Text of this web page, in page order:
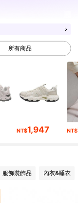
所有商品
NT$1,947 NT$
服飾裝飾品 內衣&睡衣